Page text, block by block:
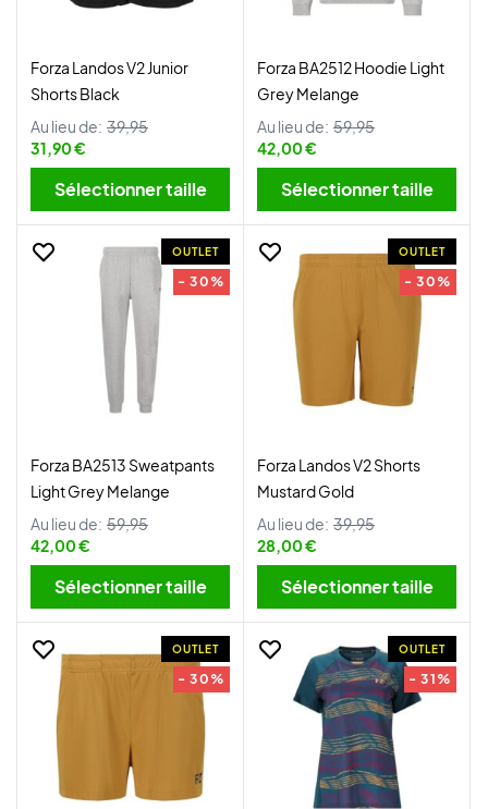
Forza Landos V2 Junior
Shorts Black
Au lieu de: 39,95
31,90 €
Sélectionner taille
Forza BA2512 Hoodie Light
Grey Melange
Au lieu de: 59,95
42,00 €
Sélectionner taille
OUTLET
- 30%
Forza BA2513 Sweatpants
Light Grey Melange
Au lieu de: 59,95
42,00 €
Sélectionner taille
OUTLET
- 30%
Forza Landos V2 Shorts
Mustard Gold
Au lieu de: 39,95
28,00 €
Sélectionner taille
OUTLET
- 30%
OUTLET
- 31%